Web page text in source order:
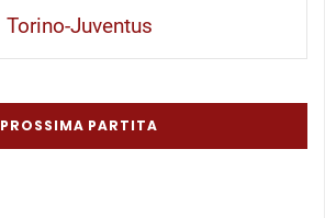
Torino-Juventus
PROSSIMA PARTITA